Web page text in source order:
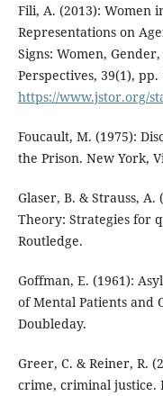
Fili, A. (2013): Women
Representations on
Signs: Women,
Perspectives, 39(1), pp.
https://www.jstor.org/
Foucault, M. (1975):
the Prison. New York,
Glaser, B. & Strauss,
Theory: Strategies for
Routledge.
Goffman, E. (1961):
of Mental Patients and
Doubleday.
Greer, C. & Reiner, R.
crime, criminal justice.